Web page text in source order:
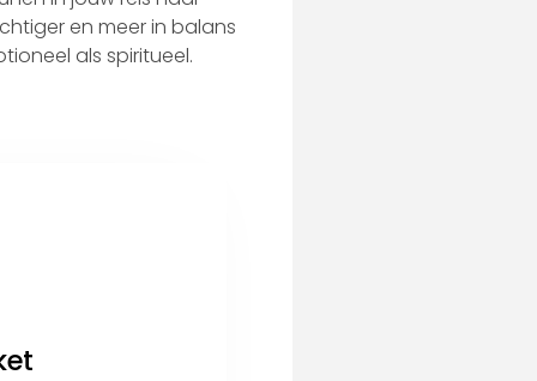
en meer in balans
als spiritueel.